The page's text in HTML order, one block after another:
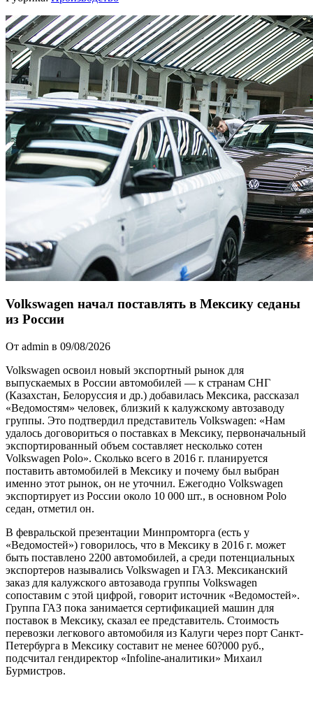
Volkswagen начал поставлять в Мексику седаны
из России
От admin в 09/08/2026
Volkswagen освоил новый экспортный рынок для
выпускаемых в России автомобилей — к странам СНГ
(Казахстан, Белоруссия и др.) добавилась Мексика, рассказал
«Ведомостям» человек, близкий к калужскому автозаводу
группы. Это подтвердил представитель Volkswagen: «Нам
удалось договориться о поставках в Мексику, первоначальный
экспортированный объем составляет несколько сотен
Volkswagen Polo». Сколько всего в 2016 г. планируется
поставить автомобилей в Мексику и почему был выбран
именно этот рынок, он не уточнил. Ежегодно Volkswagen
экспортирует из России около 10 000 шт., в основном Polo
седан, отметил он.
В февральской презентации Минпромторга (есть у
«Ведомостей») говорилось, что в Мексику в 2016 г. может
быть поставлено 2200 автомобилей, а среди потенциальных
экспортеров назывались Volkswagen и ГАЗ. Мексиканский
заказ для калужского автозавода группы Volkswagen
сопоставим с этой цифрой, говорит источник «Ведомостей».
Группа ГАЗ пока занимается сертификацией машин для
поставок в Мексику, сказал ее представитель. Стоимость
перевозки легкового автомобиля из Калуги через порт Санкт-
Петербурга в Мексику составит не менее 60?000 руб.,
подсчитал гендиректор «Infoline-аналитики» Михаил
Бурмистров.